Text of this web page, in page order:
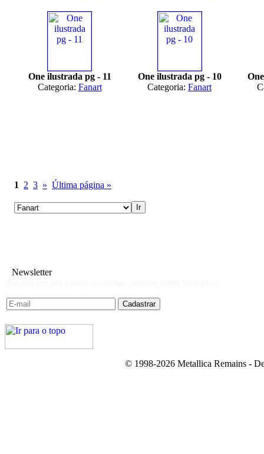
One ilustrada pg - 11
Categoria: Fanart
One ilustrada pg - 10
Categoria: Fanart
1 2 3 » Última página »
Newsletter
© 1998-2026 Metallica Remains -